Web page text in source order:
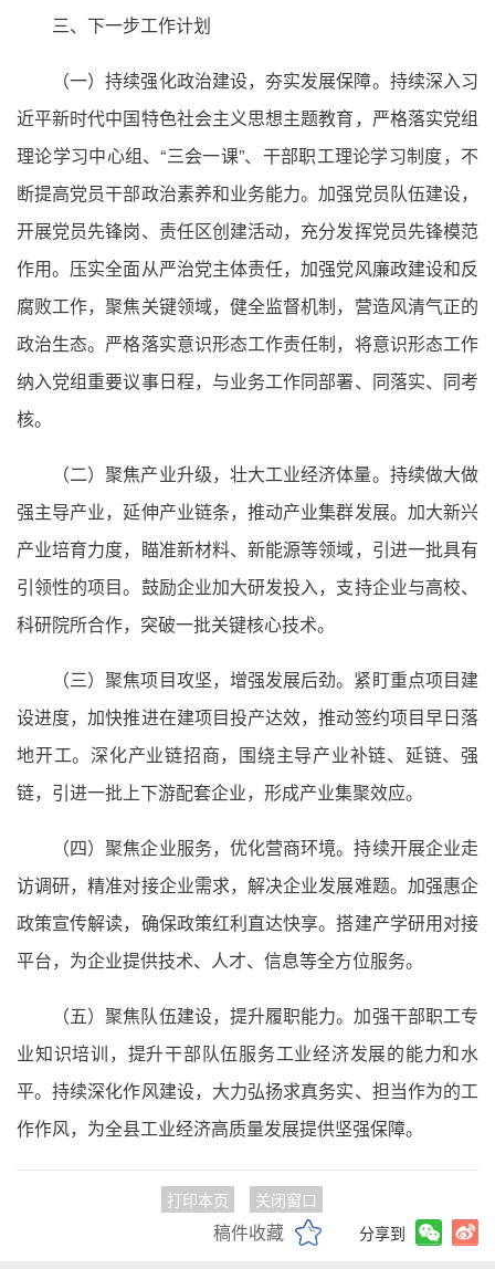
三、下一步工作计划
（一）持续强化政治建设，夯实发展保障。持续深入习
近平新时代中国特色社会主义思想主题教育，严格落实党组
理论学习中心组、“三会一课”、干部职工理论学习制度，不
断提高党员干部政治素养和业务能力。加强党员队伍建设，
开展党员先锋岗、责任区创建活动，充分发挥党员先锋模范
作用。压实全面从严治党主体责任，加强党风廉政建设和反
腐败工作，聚焦关键领域，健全监督机制，营造风清气正的
政治生态。严格落实意识形态工作责任制，将意识形态工作
纳入党组重要议事日程，与业务工作同部署、同落实、同考
核。
（二）聚焦产业升级，壮大工业经济体量。持续做大做
强主导产业，延伸产业链条，推动产业集群发展。加大新兴
产业培育力度，瞄准新材料、新能源等领域，引进一批具有
引领性的项目。鼓励企业加大研发投入，支持企业与高校、
科研院所合作，突破一批关键核心技术。
（三）聚焦项目攻坚，增强发展后劲。紧盯重点项目建
设进度，加快推进在建项目投产达效，推动签约项目早日落
地开工。深化产业链招商，围绕主导产业补链、延链、强
链，引进一批上下游配套企业，形成产业集聚效应。
（四）聚焦企业服务，优化营商环境。持续开展企业走
访调研，精准对接企业需求，解决企业发展难题。加强惠企
政策宣传解读，确保政策红利直达快享。搭建产学研用对接
平台，为企业提供技术、人才、信息等全方位服务。
（五）聚焦队伍建设，提升履职能力。加强干部职工专
业知识培训，提升干部队伍服务工业经济发展的能力和水
平。持续深化作风建设，大力弘扬求真务实、担当作为的工
作作风，为全县工业经济高质量发展提供坚强保障。
打印本页 关闭窗口
稿件收藏 分享到